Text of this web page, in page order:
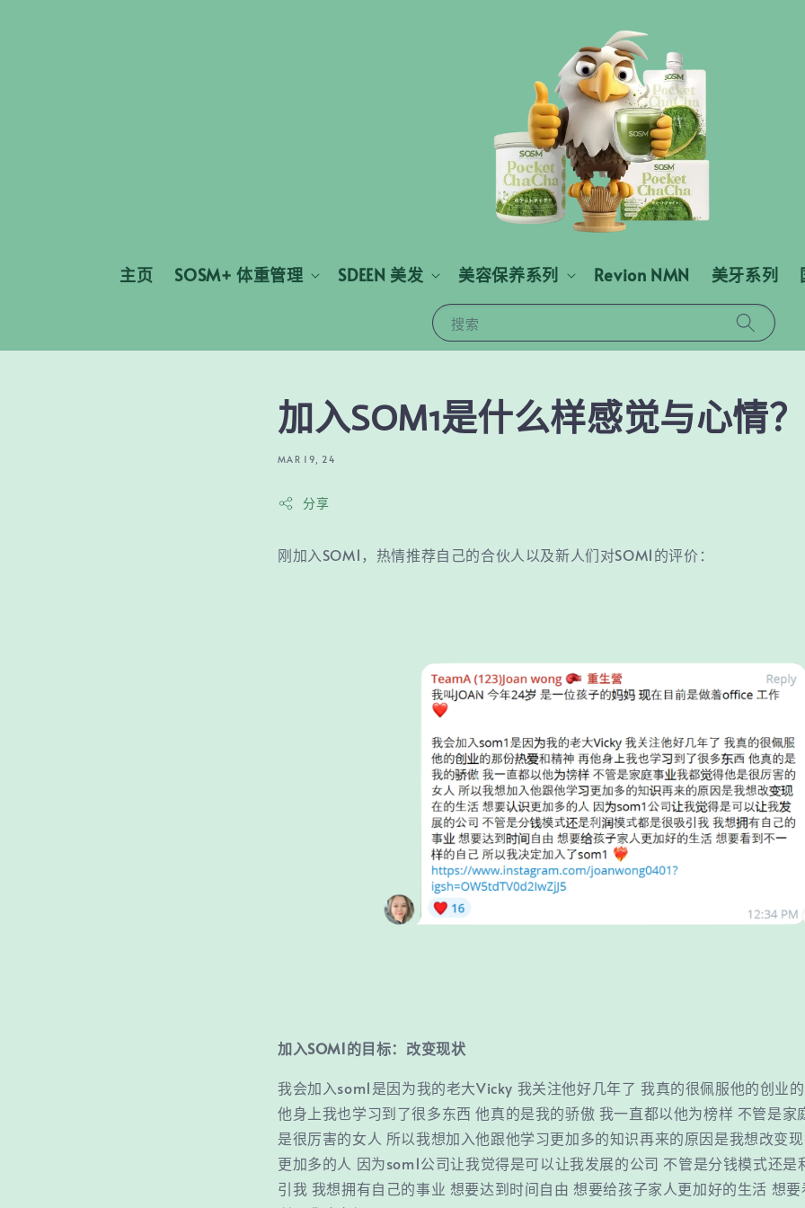
搜索
主页 SOSM+ 体重管理 SDEEN 美发 美容保养系列 Revion NMN 美牙系列
加入SOM1是什么样感觉与心情？
MAR 19, 24
分享
刚加入SOM1，热情推荐自己的合伙人以及新人们对SOM1的评价：
加入SOM1的目标：改变现状
我会加入som1是因为我的老大Vicky 我关注他好几年了 我真的很佩服他的创业
他身上我也学习到了很多东西 他真的是我的骄傲 我一直都以他为榜样 不管是家
是很厉害的女人 所以我想加入他跟他学习更加多的知识再来的原因是我想改变
更加多的人 因为som1公司让我觉得是可以让我发展的公司 不管是分钱模式还是
引我 我想拥有自己的事业 想要达到时间自由 想要给孩子家人更加好的生活 想